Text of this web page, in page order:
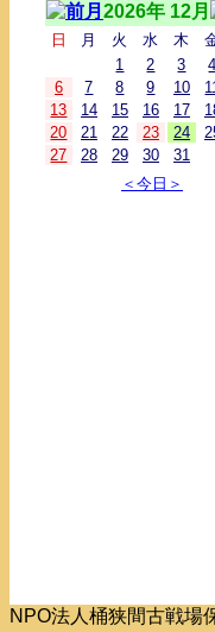
2026年 12月
日 月 火 水 木
1
2 3 4
6
7 8 9 10
13
14 15 16 17
20
21 22 23 24
27
28 29 30
31
＜今日＞
NPO法人桶狭間古戦